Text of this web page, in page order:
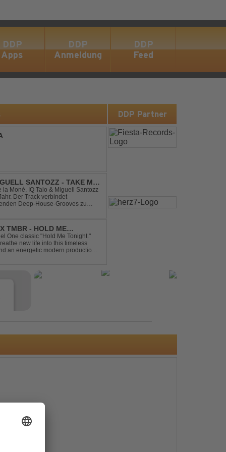
DDP
Apps
DDP
Anmeldung
DDP
Feed
SANTOZZ - TAKE ME
la Moné, IQ Talo & Miguell Santozz
Deep-House-Grooves zu
TMBR - HOLD ME
One classic "Hold Me Tonight."
new life into this timeless
an energetic modern production.
DDP Partner